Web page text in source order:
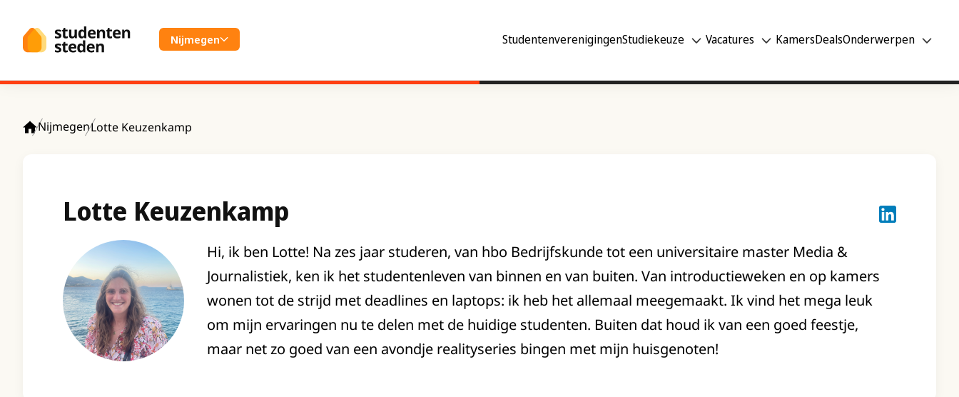
Nijmegen StudentenverenigingenStudiekeuze Vacatures KamersDealsOnderwerpen
NijmegenLotte Keuzenkamp
Lotte Keuzenkamp Lotte
Hi, ik ben Lotte! Na zes jaar studeren, van hbo Bedrijfskunde tot een universitaire master Media &
Journalistiek, ken ik het studentenleven van binnen en van buiten. Van introductieweken en op kamers
wonen tot de strijd met deadlines en laptops: ik heb het allemaal meegemaakt. Ik vind het mega leuk
om mijn ervaringen nu te delen met de huidige studenten. Buiten dat houd ik van een goed feestje,
maar net zo goed van een avondje realityseries bingen met mijn huisgenoten!